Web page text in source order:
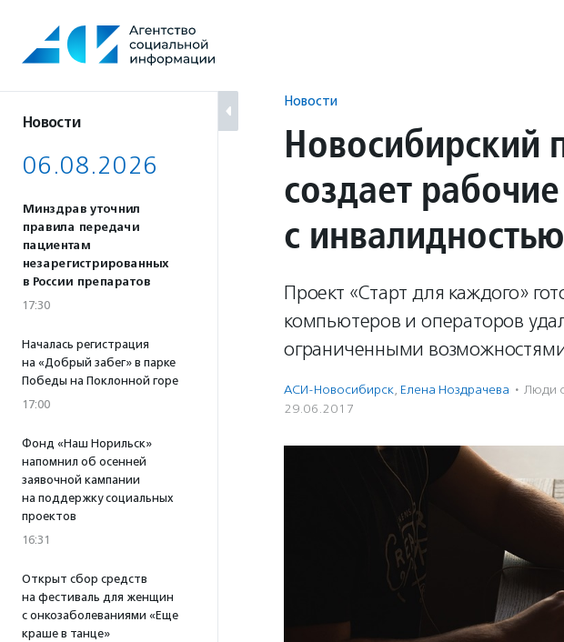
содержанию
Новости
06.08.2026
Минздрав уточнил
правила передачи
пациентам
незарегистрированных
в России препаратов
17:30
Началась регистрация
на «Добрый забег» в парке
Победы на Поклонной горе
17:00
Фонд «Наш Норильск»
напомнил об осенней
заявочной кампании
на поддержку социальных
проектов
16:31
Открыт сбор средств
на фестиваль для женщин
с онкозаболеваниями «Еще
краше в танце»
Новости
Новосибирский
создает
с инвалидностью
Проект «Старт для каждого»
компьютеров и операторов
ограниченными
АСИ-Новосибирск, Елена Ноздрачева · Люди
29.06.2017